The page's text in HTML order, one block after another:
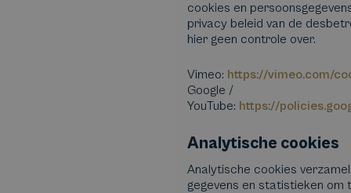
cookies en
privacy beleid van de
hier geen controle over.
Vimeo: https://vimeo.com/
Google /
YouTube: https://
Analytische cookies
Analytische cookies
gegevens en statistieken om